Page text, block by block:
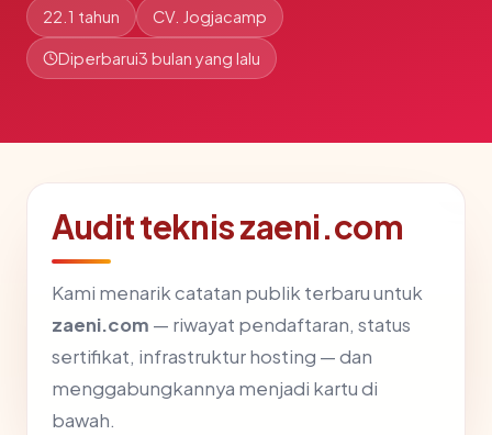
22.1 tahun CV. Jogjacamp
Diperbarui3 bulan yang lalu
Audit teknis zaeni.com
Kami menarik catatan publik terbaru untuk
zaeni.com — riwayat pendaftaran, status
sertifikat, infrastruktur hosting — dan
menggabungkannya menjadi kartu di
bawah.